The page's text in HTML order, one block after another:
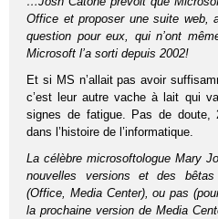
Office et proposer une suite web,
question pour eux, qui n’ont
Microsoft l’a sorti depuis 2002!
Et si MS n’allait pas avoir
c’est leur autre vache à lait qui
signes de fatigue. Pas de doute,
dans l’histoire de l’informatique.
La célèbre microsoftologue Mary
nouvelles versions et des
(Office, Media Center), ou pas
la prochaine version de Media